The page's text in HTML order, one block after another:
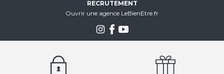
RECRUTEMENT
Ouvrir une agence LeBienEtre.fr